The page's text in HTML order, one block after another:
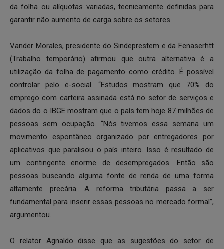
da folha ou alíquotas variadas, tecnicamente definidas para
garantir não aumento de carga sobre os setores.
Vander Morales, presidente do Sindeprestem e da Fenaserhtt
(Trabalho temporário) afirmou que outra alternativa é a
utilização da folha de pagamento como crédito. É possível
controlar pelo e-social. “Estudos mostram que 70% do
emprego com carteira assinada está no setor de serviços e
dados do o IBGE mostram que o país tem hoje 87 milhões de
pessoas sem ocupação. “Nós tivemos essa semana um
movimento espontâneo organizado por entregadores por
aplicativos que paralisou o país inteiro. Isso é resultado de
um contingente enorme de desempregados. Então são
pessoas buscando alguma fonte de renda de uma forma
altamente precária. A reforma tributária passa a ser
fundamental para inserir essas pessoas no mercado formal”,
argumentou.
O relator Agnaldo disse que as sugestões do setor de